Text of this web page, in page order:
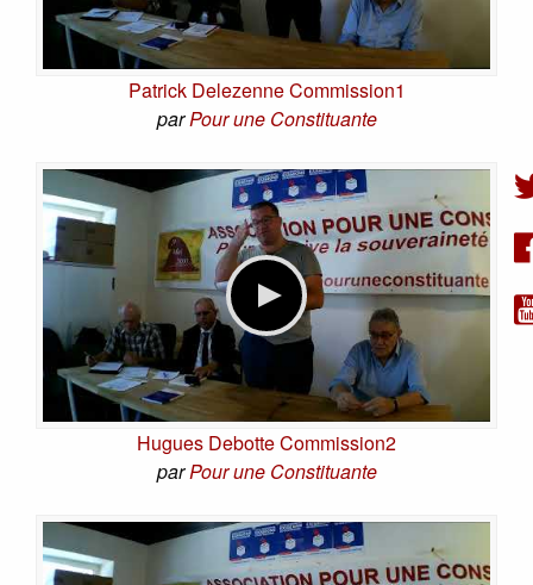
Patrick Delezenne Commission1
parPour une Constituante
Hugues Debotte Commission2
parPour une Constituante